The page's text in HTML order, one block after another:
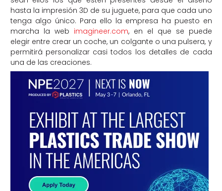
hasta la impresión 3D de su juguete, para que cada uno
tenga algo único. Para ello la empresa ha puesto en
marcha la web imagineer.com, en el que se puede
elegir entre crear un coche, un colgante o una pulsera, y
permitirá personalizar casi todos los detalles de cada
una de las creaciones.